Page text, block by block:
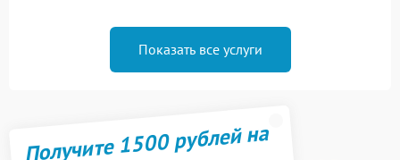
Показать все услуги
Получите 1500 рублей на